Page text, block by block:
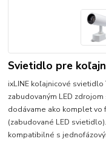
Svietidlo pre
ixLINE koľajnicové
zabudovaným LED
dodávame ako komplet
(zabudované LED
kompatibilné s